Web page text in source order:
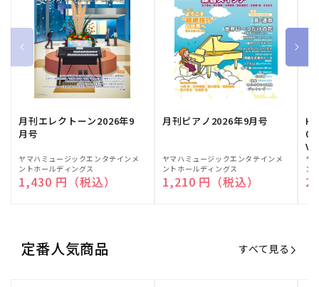
月刊エレクトーン2026年9
月号
販
売
元:
ヤマハミュージックエンタテインメ
ントホールディングス
通常価格
1,430 円（税込）
月刊ピアノ2026年9月号
販
売
元:
ヤマハミュージックエンタテインメ
ントホールディングス
通常価格
1,210 円（税込）
販
売
元:
ヤ
ン
定番人気商品 すべて見る